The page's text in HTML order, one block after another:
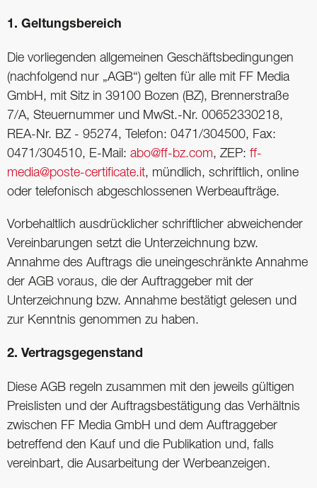
1. Geltungsbereich
Die vorliegenden allgemeinen Geschäftsbedingungen
(nachfolgend nur „AGB“) gelten für alle mit FF Media
GmbH, mit Sitz in 39100 Bozen (BZ), Brennerstraße
7/A, Steuernummer und MwSt.-Nr. 00652330218,
REA-Nr. BZ - 95274, Telefon: 0471/304500, Fax:
0471/304510, E-Mail: abo@ff-bz.com, ZEP: ff-
media@poste-certificate.it, mündlich, schriftlich, online
oder telefonisch abgeschlossenen Werbeaufträge.
Vorbehaltlich ausdrücklicher schriftlicher abweichender
Vereinbarungen setzt die Unterzeichnung bzw.
Annahme des Auftrags die uneingeschränkte Annahme
der AGB voraus, die der Auftraggeber mit der
Unterzeichnung bzw. Annahme bestätigt gelesen und
zur Kenntnis genommen zu haben.
2. Vertragsgegenstand
Diese AGB regeln zusammen mit den jeweils gültigen
Preislisten und der Auftragsbestätigung das Verhältnis
zwischen FF Media GmbH und dem Auftraggeber
betreffend den Kauf und die Publikation und, falls
vereinbart, die Ausarbeitung der Werbeanzeigen.